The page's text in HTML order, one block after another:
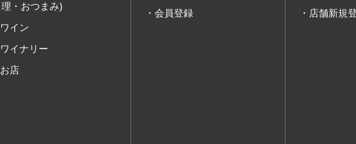
理・おつまみ)
ワイン
ワイナリー
お店
会員登録
店舗新規